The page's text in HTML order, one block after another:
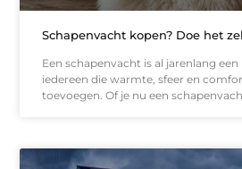
Schapenvacht kopen? Doe het
Een schapenvacht is al jarenlang
iedereen die warmte, sfeer en
toevoegen. Of je nu een